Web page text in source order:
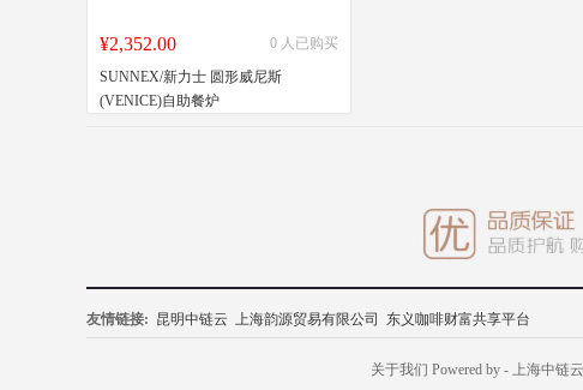
¥2,352.00
0 人已购买
SUNNEX/新力士 圆形威尼斯
(VENICE)自助餐炉
友情链接: 昆明中链云 上海韵源贸易有限公司 东义咖啡财富共享平台
关于我们 Powered by - 上海中链